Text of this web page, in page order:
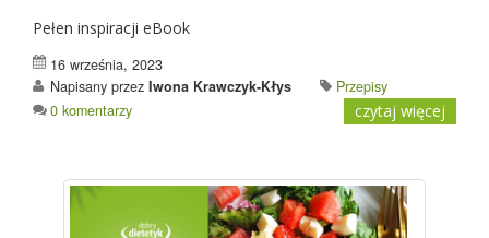
Pełen inspiracji eBook
16 września, 2023
Napisany przez Iwona Krawczyk-Kłys
Przepisy
0 komentarzy
czytaj więcej